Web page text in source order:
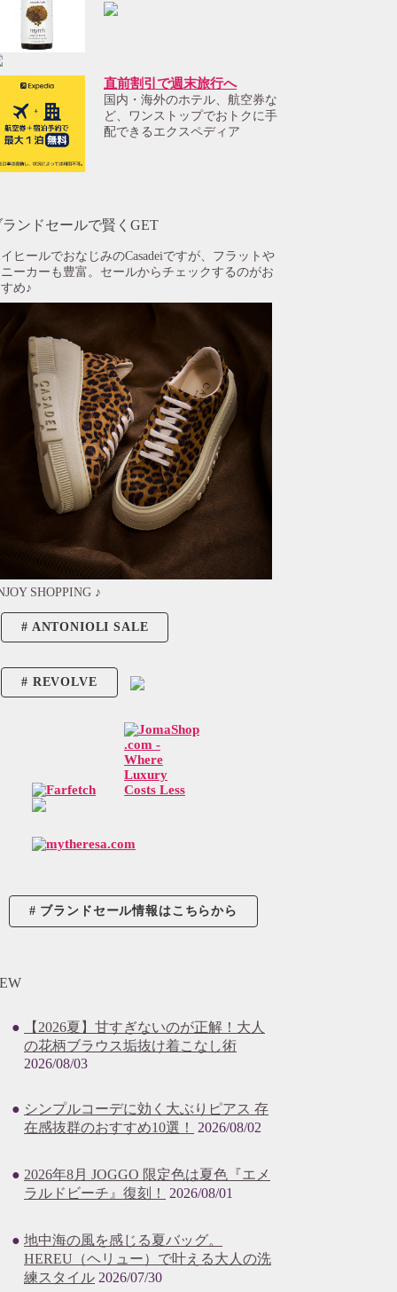
直前割引で週末旅行へ
国内・海外のホテル、航空券な
ど、ワンストップでおトクに手
配できるエクスペディア
ランドセールで賢くGET
ヒールでおなじみのCasadeiですが、フラットや
ーカーも豊富。セールからチェックするのがお
め♪
SHOPPING ♪
ANTONIOLI SALE
REVOLVE
ブランドセール情報はこちらから
【2026夏】甘すぎないのが正解！大人
の花柄ブラウス垢抜け着こなし術
2026/08/03
シンプルコーデに効く大ぶりピアス 存
在感抜群のおすすめ10選！
2026/08/02
2026年8月 JOGGO 限定色は夏色『エメ
ラルドビーチ』復刻！
2026/08/01
地中海の風を感じる夏バッグ。
HEREU（ヘリュー）で叶える大人の洗
練スタイル 2026/07/30